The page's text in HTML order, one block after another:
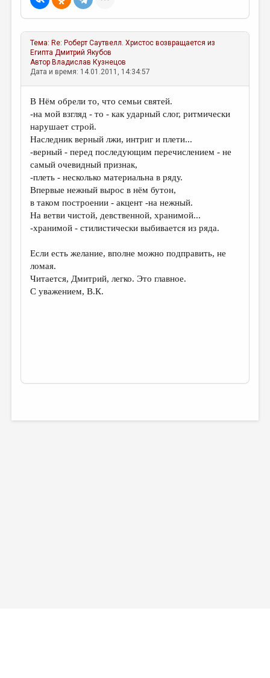
Тема: Re: Роберт Саутвелл. Христос возвращается из
Египта Дмитрий Якубов
Автор Владислав Кузнецов
Дата и время: 14.01.2011, 14:34:57
В Нём обрели то, что семьи святей.
-на мой взгляд - то - как ударный слог, ритмически
нарушает строй.
Наследник верный лжи, интриг и плети...
-верный - перед последующим перечислением - не
самый очевидный признак,
-плеть - несколько материальна в ряду.
Впервые нежный вырос в нём бутон,
в таком построении - акцент -на нежный.
На ветви чистой, девственной, хранимой...
-хранимой - стилистически выбивается из ряда.
Если есть желание, вполне можно подправить, не
ломая.
Читается, Дмитрий, легко. Это главное.
С уважением, В.К.